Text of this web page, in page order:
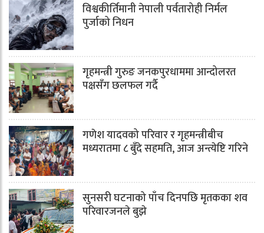
विश्वकीर्तिमानी नेपाली पर्वतारोही निर्मल
पुर्जाको निधन
गृहमन्त्री गुरुङ जनकपुरधाममा आन्दोलरत
पक्षसँग छलफल गर्दै
गणेश यादवको परिवार र गृहमन्त्रीबीच
मध्यरातमा ८ बुँदे सहमति, आज अन्त्येष्टि गरिने
सुनसरी घटनाको पाँच दिनपछि मृतकका शव
परिवारजनले बुझे